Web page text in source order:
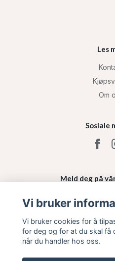
Les
Om
Sosiale
Meld deg på
Vi bruker
Vi bruker cookies for å
for deg og for at du skal få
når du handler hos oss.